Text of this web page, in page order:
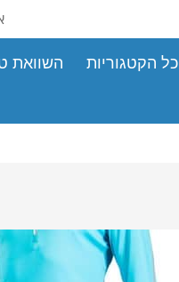
כל הקטגוריות
השוואת